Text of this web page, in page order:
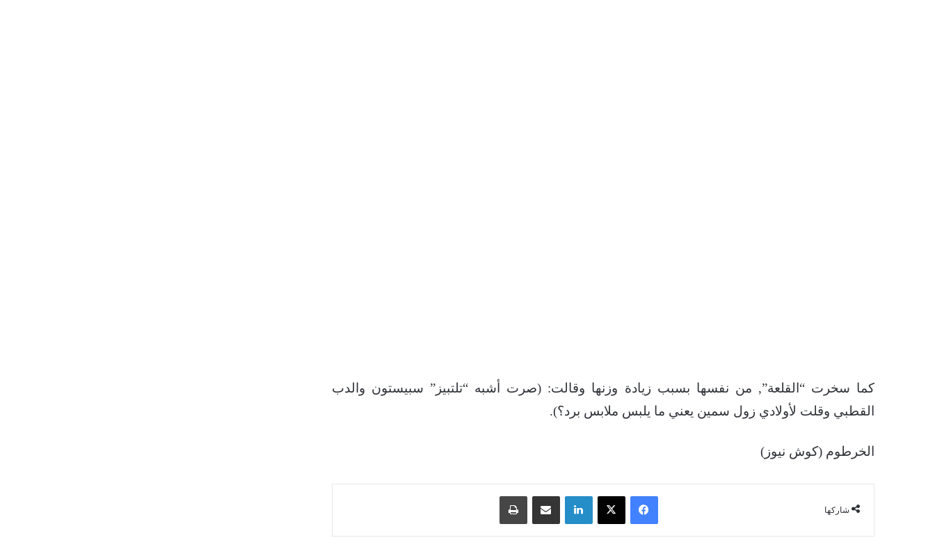
كما سخرت “القلعة”, من نفسها بسبب زيادة وزنها وقالت: (صرت أشبه “تلتبيز” سبيستون والدب
القطبي وقلت لأولادي زول سمين يعني ما يلبس ملابس برد؟).
الخرطوم (كوش نيوز)
شاركها
فيسبوك ‫X لينكدإن مشاركة عبر البريد